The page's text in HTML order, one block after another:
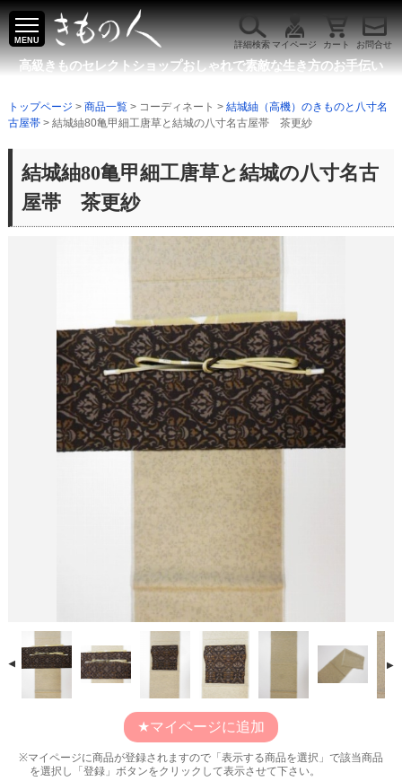
MENU
高級きものセレクトショップおしゃれで素敵な生き方のお手伝い
詳細検索マイページ カート お問合せ
トップページ > 商品一覧> コーディネート > 結城紬（高機）のきものと八寸名
古屋帯> 結城紬80亀甲細工唐草と結城の八寸名古屋帯 茶更紗
結城紬80亀甲細工唐草と結城の八寸名古
屋帯 茶更紗
マイページに追加
マイページに商品が登録されますので「表示する商品を選択」で該当商品
を選択し「登録」ボタンをクリックして表示させて下さい。